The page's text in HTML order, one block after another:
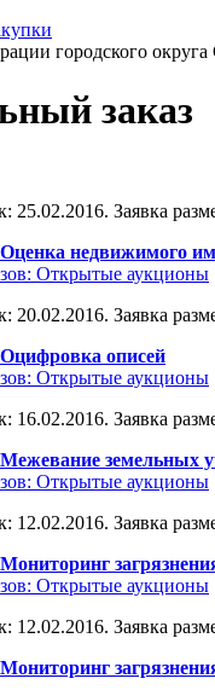
городского
заказ
25.02.2016. Заявка
Оценка недвижимого
Открытые аукционы
20.02.2016. Заявка
Оцифровка описей
Открытые аукционы
16.02.2016. Заявка
Межевание земельных
Открытые аукционы
12.02.2016. Заявка
Мониторинг
Открытые аукционы
12.02.2016. Заявка
Мониторинг